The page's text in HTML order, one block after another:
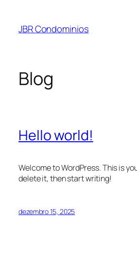
JBR Condominios
Blog
Hello world!
Welcome to WordPress. This is
delete it, then start writing!
dezembro 15, 2025